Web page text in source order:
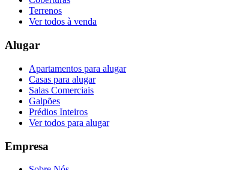
Terrenos
Ver todos à venda
Alugar
Apartamentos para alugar
Casas para alugar
Salas Comerciais
Galpões
Prédios Inteiros
Ver todos para alugar
Empresa